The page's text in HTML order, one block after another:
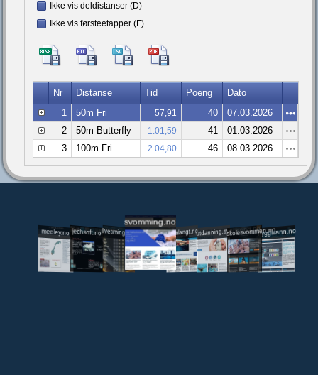
Ikke vis deldistanser (D)
Ikke vis førsteetapper (F)
Nr Distanse Tid Poeng
Dato
1
50m Fri 57,91 40
07.03.2026
2
50m Butterfly 1.01,59 41
01.03.2026
3
100m Fri 2.04,80 46 08.03.2026
medley.no jechsoft.nolivetiming.medley.no
svomming.no
svomlangt.noutdanning.svomming.no
skolesvommen.notryggivann.no